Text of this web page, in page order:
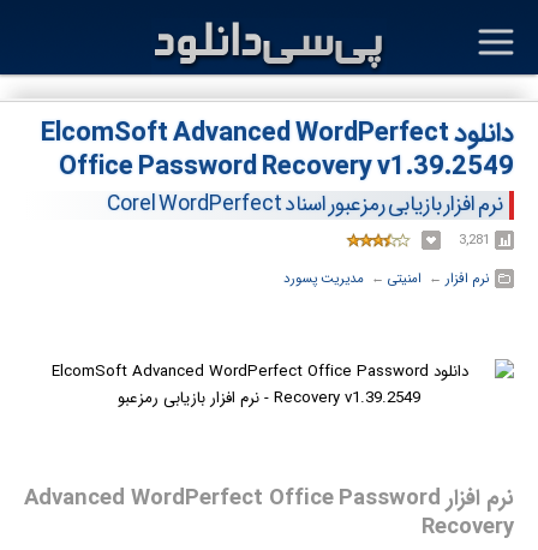
دانلود ElcomSoft Advanced WordPerfect
Office Password Recovery v1.39.2549
نرم افزار بازیابی رمزعبور اسناد Corel WordPerfect
3,281
نرم افزار ← ‏ امنیتی ← ‏ مدیریت پسورد
نرم افزار Advanced WordPerfect Office Password
Recovery